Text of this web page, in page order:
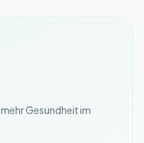
Gesundheit im